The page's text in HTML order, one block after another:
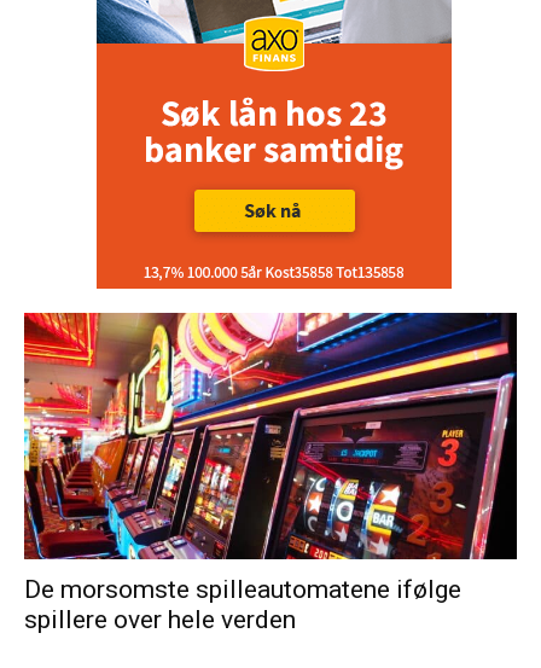
De morsomste spilleautomatene ifølge
spillere over hele verden